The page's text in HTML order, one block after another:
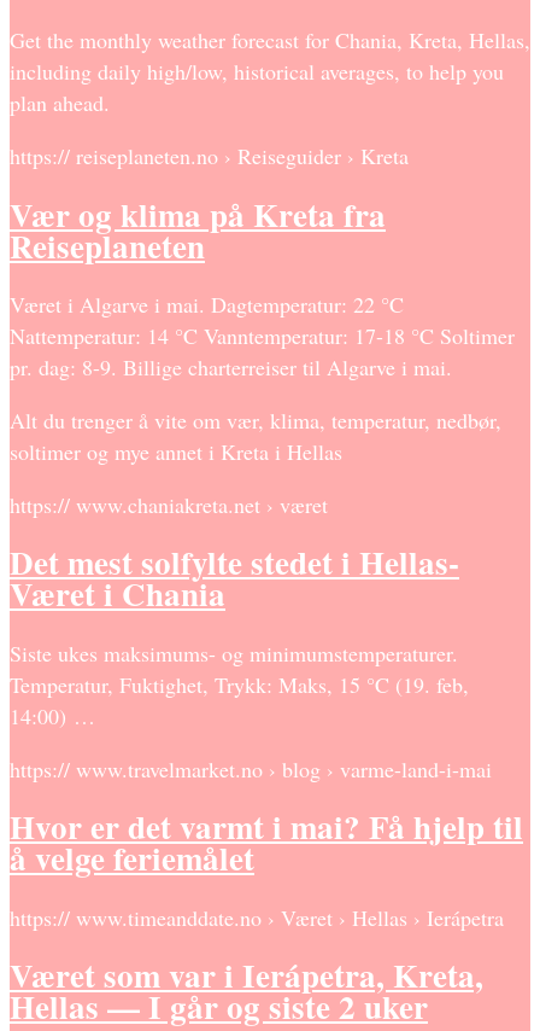
Get the monthly weather forecast for Chania, Kreta, Hellas,
including daily high/low, historical averages, to help you
plan ahead.
https:// reiseplaneten.no › Reiseguider › Kreta
Vær og klima på Kreta fra
Reiseplaneten
Været i Algarve i mai. Dagtemperatur: 22 °C
Nattemperatur: 14 °C Vanntemperatur: 17-18 °C Soltimer
pr. dag: 8-9. Billige charterreiser til Algarve i mai.
Alt du trenger å vite om vær, klima, temperatur, nedbør,
soltimer og mye annet i Kreta i Hellas
https:// www.chaniakreta.net › været
Det mest solfylte stedet i Hellas-
Været i Chania
Siste ukes maksimums- og minimumstemperaturer.
Temperatur, Fuktighet, Trykk: Maks, 15 °C (19. feb,
14:00) …
https:// www.travelmarket.no › blog › varme-land-i-mai
Hvor er det varmt i mai? Få hjelp til
å velge feriemålet
https:// www.timeanddate.no › Været › Hellas › Ierápetra
Været som var i Ierápetra, Kreta,
Hellas — I går og siste 2 uker